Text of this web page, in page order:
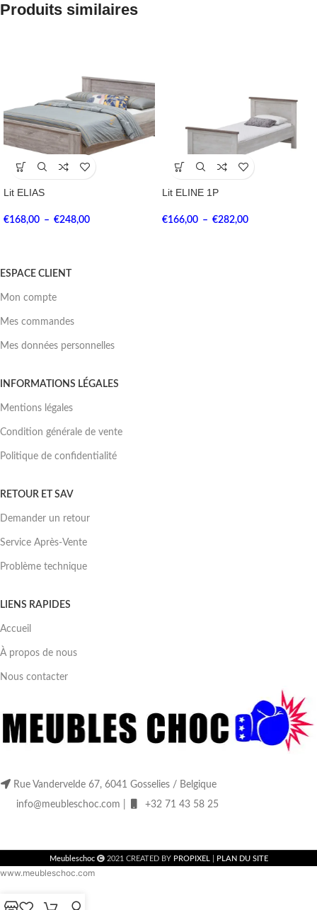
Produits similaires
Lit ELIAS
€168,00 – €248,00
Lit ELINE 1P
€166,00 – €282,00
ESPACE CLIENT
Mon compte
Mes commandes
Mes données personnelles
INFORMATIONS LÉGALES
Mentions légales
Condition générale de vente
Politique de confidentialité
RETOUR ET SAV
Demander un retour
Service Après-Vente
Problème technique
LIENS RAPIDES
Accueil
À propos de nous
Nous contacter
Rue Vandervelde 67, 6041 Gosselies / Belgique
info@meubleschoc.com |
+32 71 43 58 25
Meubleschoc 2021 CREATED BY PROPIXEL PLAN DU SITE
www.meubleschoc.com